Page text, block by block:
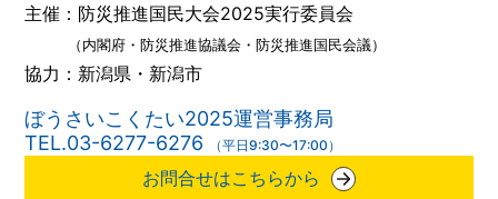
主催：防災推進国民大会2025実行委員会
（内閣府・防災推進協議会・防災推進国民会議）
協力：新潟県・新潟市
ぼうさいこくたい2025運営事務局
TEL.03-6277-6276
（平日9:30〜17:00）
お問合せはこちらから